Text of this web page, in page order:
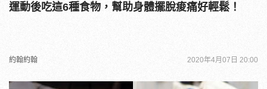
運動後吃這6種食物，幫助身體擺脫痠痛好輕鬆！
約翰約翰 2020年4月07日 20:00